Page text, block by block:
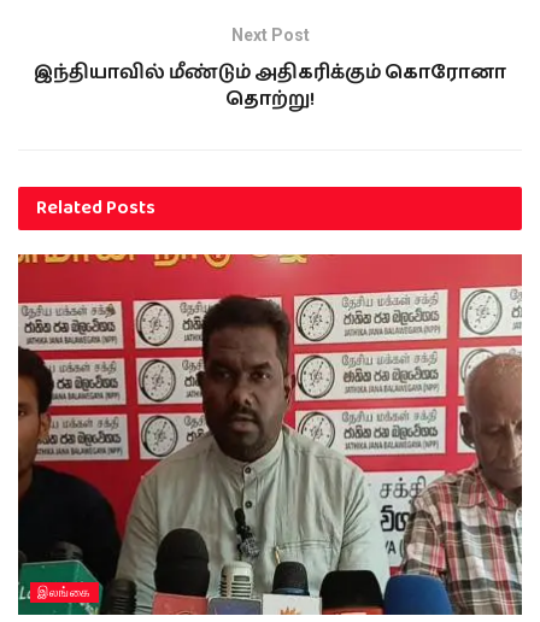
Next Post
இந்தியாவில் மீண்டும் அதிகரிக்கும் கொரோனா
தொற்று!
RelatedPosts
இலங்கை